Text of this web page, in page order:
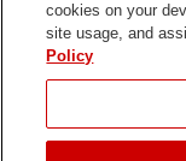
cookies on your
site usage, and
Policy